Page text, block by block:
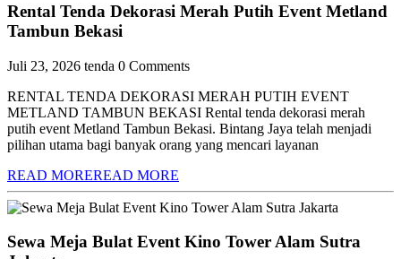
Rental Tenda Dekorasi Merah Putih Event Metland
Tambun Bekasi
Juli 23, 2026 tenda 0 Comments
RENTAL TENDA DEKORASI MERAH PUTIH EVENT
METLAND TAMBUN BEKASI Rental tenda dekorasi merah
putih event Metland Tambun Bekasi. Bintang Jaya telah menjadi
pilihan utama bagi banyak orang yang mencari layanan
READ MOREREAD MORE
Sewa Meja Bulat Event Kino Tower Alam Sutra